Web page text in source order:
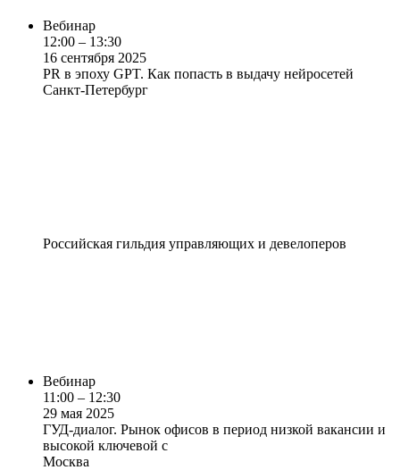
Вебинар
12:00 – 13:30
16 сентября 2025
PR в эпоху GPT. Как попасть в выдачу нейросетей
Санкт-Петербург
Российская гильдия управляющих и девелоперов
Вебинар
11:00 – 12:30
29 мая 2025
ГУД-диалог. Рынок офисов в период низкой вакансии и
высокой ключевой с
Москва